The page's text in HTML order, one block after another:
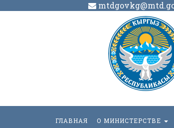
ГЛАВНАЯ О МИНИСТЕРСТВЕ